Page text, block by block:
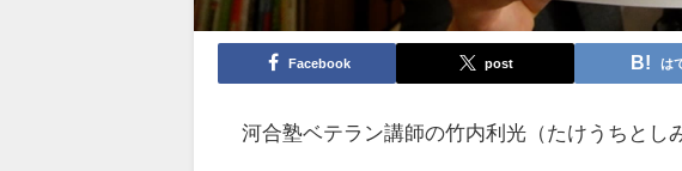
Facebook post は
河合塾ベテラン講師の竹内利光（たけうちとし